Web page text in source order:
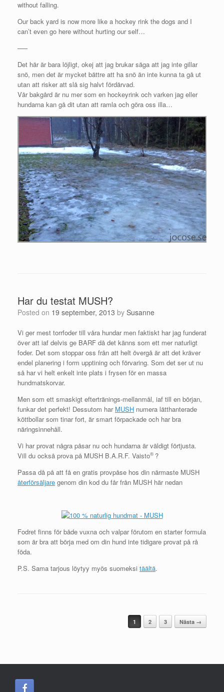
without falling.
Our back yard is now more like a hockey rink the dogs and I
can’t even go here without hurting our self…
—–
Det här är bara löjligt, okej att jag brukar säga att jag inte gillar
snö, men det är mycket bättre att ha snö än inte kunna ta gå ut
utan att risker att slå sig halvt fördärvad.
Vår bakgård är nu mer som en hockeyrink och varken jag eller
hundarna kan gå dit utan att ramla och göra oss illa…
Har du testat MUSH?
Posted on 19 september, 2013 by Susanne
Vi ger mest torrfoder till våra hundar men faktiskt har jag funderat
över att iaf delvis ge BARF då det känns som ett mer naturligt
foder. Det som stoppar oss från att helt övergå är att det kräver
endel planering i form upptining och förvaring. Som det ser ut nu
så har vi helt enkelt inte plats i frysen för en massa
hundmatskorvar.
Men som ett smaskigt eftertränings-mellanmål, iaf till en början,
funkar det perfekt! Dessutom har MUSH numera lätthanterade
köttbollar som tinar fort, är smart förpackade och har bra
näringsinnehåll.
Vi har provat några påsar nu och hundarna är väldigt förtjusta.
Vill du också prova på MUSH B.A.R.F. Vaisto® ?
Passa då på att få en gratis provpåse hos din närmaste MUSH
återförsäljare genom din kod du får från MUSH här nedan
Fodret finns för både vuxna och valpar förutom en starter formula
som är bra att börja med om din hund inte tidigare provat på rå
föda.
P.S. Sama tarjous löytyy myös suomeksi täältä.
1 2 3 Nästa →